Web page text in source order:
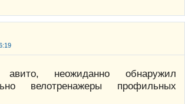
авито, неожиданно обнаружил
велотренажеры профильных